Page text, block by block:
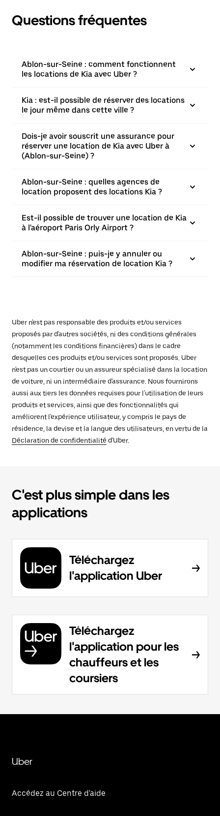
Questions fréquentes
Ablon-sur-Seine : comment fonctionnent
les locations de Kia avec Uber ?
Kia : est-il possible de réserver des locations
le jour même dans cette ville ?
Dois-je avoir souscrit une assurance pour
réserver une location de Kia avec Uber à
(Ablon-sur-Seine) ?
Ablon-sur-Seine : quelles agences de
location proposent des locations Kia ?
Est-il possible de trouver une location de Kia
à l'aéroport Paris Orly Airport ?
Ablon-sur-Seine : puis-je y annuler ou
modifier ma réservation de location Kia ?
Uber n'est pas responsable des produits et/ou services
proposés par d'autres sociétés, ni des conditions générales
(notamment les conditions financières) dans le cadre
desquelles ces produits et/ou services sont proposés. Uber
n'est pas un courtier ou un assureur spécialisé dans la location
de voiture, ni un intermédiaire d'assurance. Nous fournirons
aussi aux tiers les données requises pour l'utilisation de leurs
produits et services, ainsi que des fonctionnalités qui
améliorent l'expérience utilisateur, y compris le pays de
résidence, la devise et la langue des utilisateurs, en vertu de la
Déclaration de confidentialité d'Uber.
C'est plus simple dans les
applications
Téléchargez
l'application Uber
Téléchargez
l'application pour les
chauffeurs et les
coursiers
Uber
Accédez au Centre d'aide